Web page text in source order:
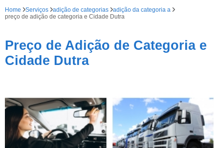
Home Serviços adição de categorias
adição da categoria a
preço de adição de categoria e Cidade Dutra
Preço de Adição de Categoria e
Cidade Dutra